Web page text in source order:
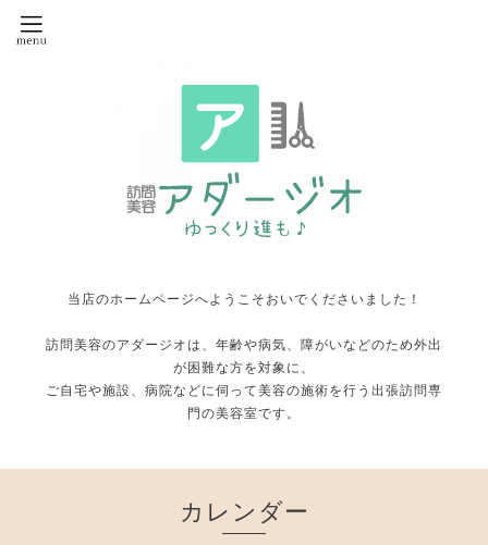
当店のホームページへようこそおいでくださいました！
訪問美容のアダージオは、年齢や病気、障がいなどのため外出
が困難な方を対象に、
ご自宅や施設、病院などに伺って美容の施術を行う出張訪問専
門の美容室です。
カレンダー